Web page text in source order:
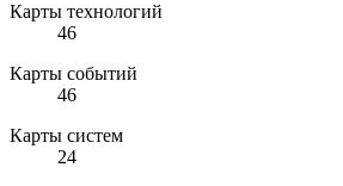
Карты технологий
46
Карты событий
46
Карты систем
24